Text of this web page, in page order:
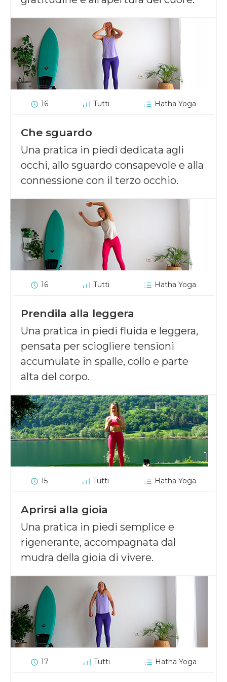
16 Tutti Hatha Yoga
Che sguardo
Una pratica in piedi dedicata agli
occhi, allo sguardo consapevole e alla
connessione con il terzo occhio.
16 Tutti Hatha Yoga
Prendila alla leggera
Una pratica in piedi fluida e leggera,
pensata per sciogliere tensioni
accumulate in spalle, collo e parte
alta del corpo.
15 Tutti Hatha Yoga
Aprirsi alla gioia
Una pratica in piedi semplice e
rigenerante, accompagnata dal
mudra della gioia di vivere.
17 Tutti Hatha Yoga